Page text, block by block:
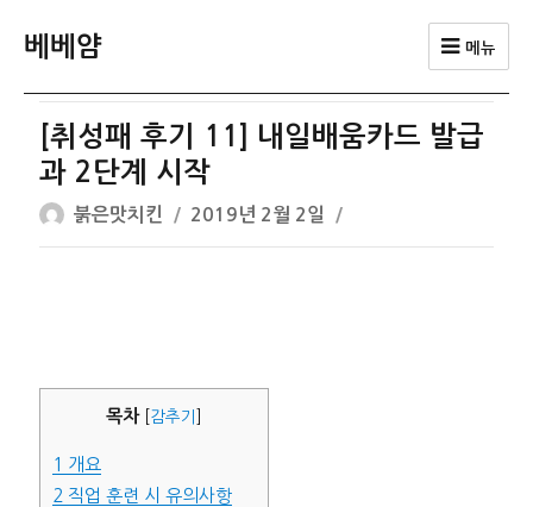
베베얌 메뉴
[취성패 후기 11] 내일배움카드 발급
과 2단계 시작
글
쓴
붉은맛치킨
작
성
2019년 2월 2일
목차 감추기
1 개요
2 직업 훈련 시 유의사항